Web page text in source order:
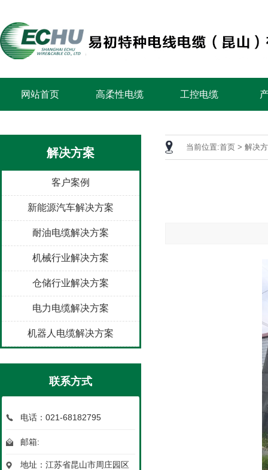
网站首页 高柔性电缆 工控电缆
解决方案
客户案例
新能源汽车解决方案
耐油电缆解决方案
机械行业解决方案
仓储行业解决方案
电力电缆解决方案
机器人电缆解决方案
联系方式
电话：021-68182795
邮箱:
地址：江苏省昆山市周庄园区
当前位置:首页 > 解决